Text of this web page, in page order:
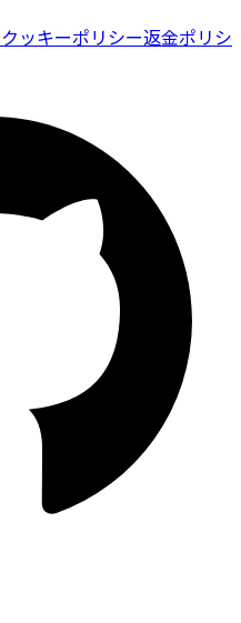
クッキーポリシー返金ポリシ